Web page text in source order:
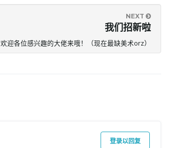
NEXT
我们招新啦
欢迎各位感兴趣的大佬来哦！（现在最缺美术orz）
登录以回复